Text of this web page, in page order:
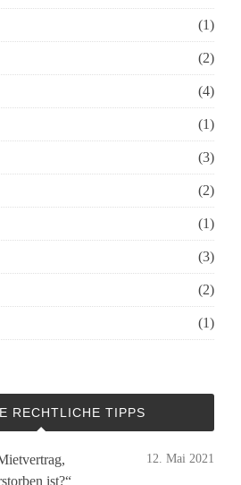
(1)
(2)
(4)
(1)
(3)
(2)
(1)
(3)
(2)
(1)
RECHTLICHE TIPPS
ist?“
12. Mai 2021